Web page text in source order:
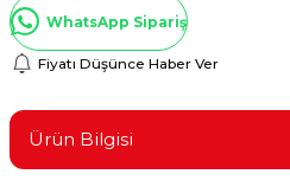
WhatsApp Sipariş
Fiyatı Düşünce Haber Ver
Ürün Bilgisi